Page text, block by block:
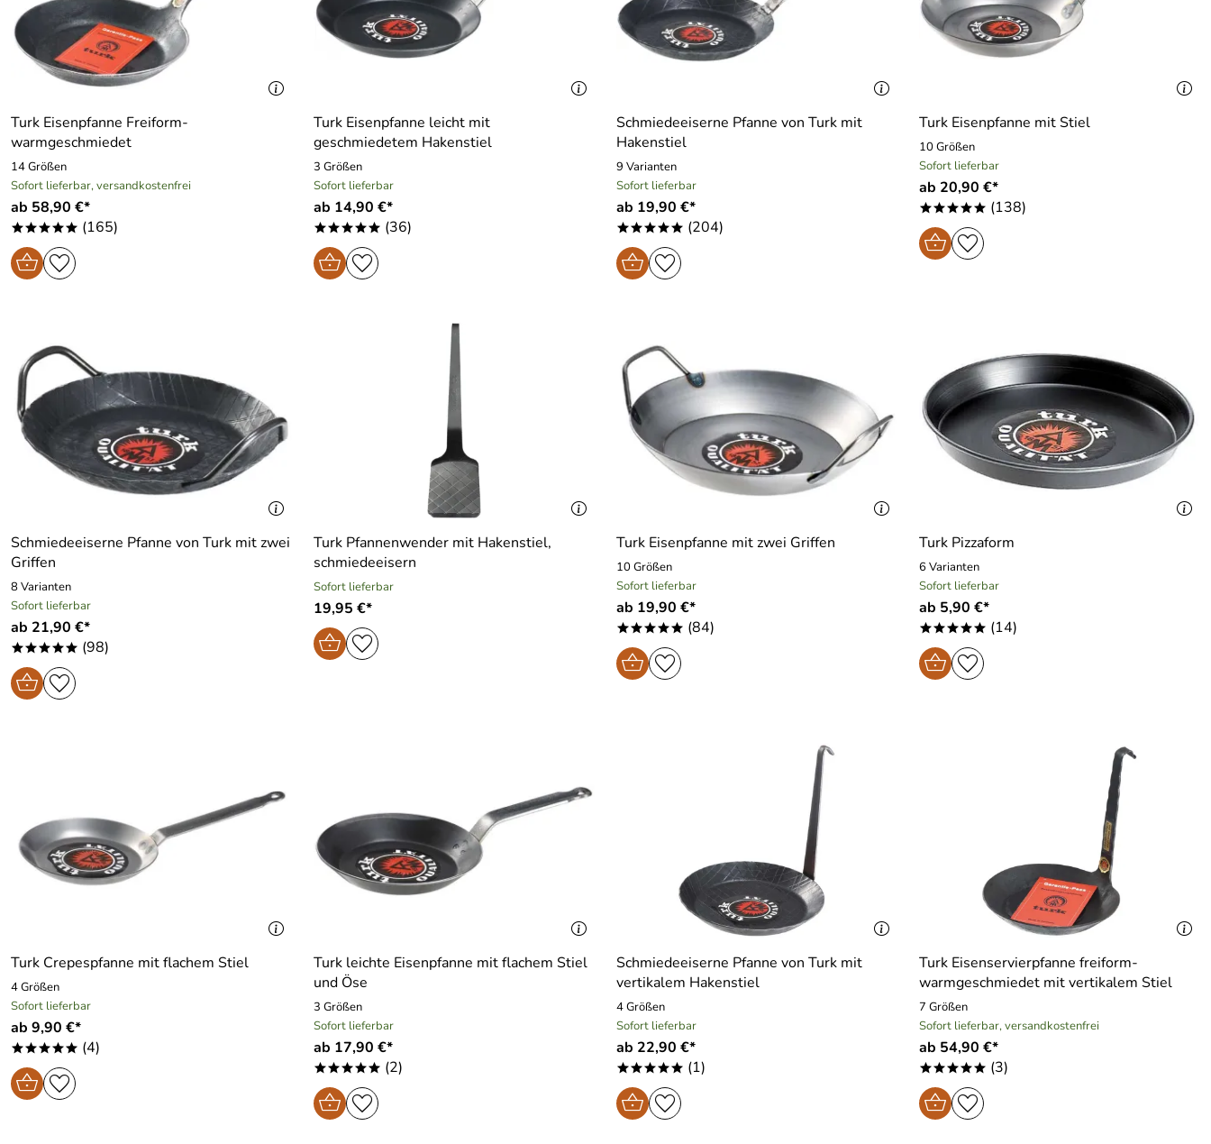
Turk Eisenpfanne Freiform-
warmgeschmiedet
14 Größen
Sofort lieferbar, versandkostenfrei
ab 58,90 €*
***** (165)
Turk Eisenpfanne leicht mit
geschmiedetem Hakenstiel
3 Größen
Sofort lieferbar
ab 14,90 €*
***** (36)
Schmiedeeiserne Pfanne von Turk mit
Hakenstiel
9 Varianten
Sofort lieferbar
ab 19,90 €*
***** (204)
Turk Eisenpfanne mit Stiel
10 Größen
Sofort lieferbar
ab 20,90 €*
***** (138)
Schmiedeeiserne Pfanne von Turk mit zwei
Griffen
8 Varianten
Sofort lieferbar
ab 21,90 €*
***** (98)
Turk Pfannenwender mit Hakenstiel,
schmiedeeisern
Sofort lieferbar
19,95 €*
Turk Eisenpfanne mit zwei Griffen
10 Größen
Sofort lieferbar
ab 19,90 €*
***** (84)
Turk Pizzaform
6 Varianten
Sofort lieferbar
ab 5,90 €*
***** (14)
Turk Crepespfanne mit flachem Stiel
4 Größen
Sofort lieferbar
ab 9,90 €*
***** (4)
Turk leichte Eisenpfanne mit flachem Stiel
und Öse
3 Größen
Sofort lieferbar
ab 17,90 €*
***** (2)
Schmiedeeiserne Pfanne von Turk mit
vertikalem Hakenstiel
4 Größen
Sofort lieferbar
ab 22,90 €*
***** (1)
Turk Eisenservierpfanne freiform-
warmgeschmiedet mit vertikalem Stiel
7 Größen
Sofort lieferbar, versandkostenfrei
ab 54,90 €*
***** (3)